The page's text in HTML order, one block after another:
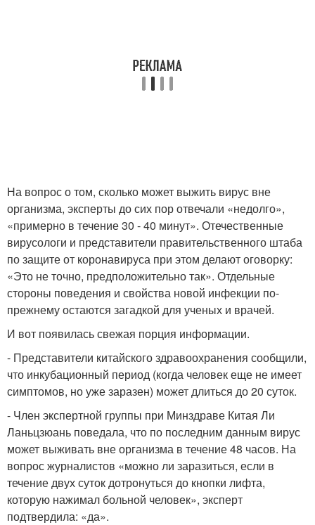
На вопрос о том, сколько может выжить вирус вне
организма, эксперты до сих пор отвечали «недолго»,
«примерно в течение 30 - 40 минут». Отечественные
вирусологи и представители правительственного штаба
по защите от коронавируса при этом делают оговорку:
«Это не точно, предположительно так». Отдельные
стороны поведения и свойства новой инфекции по-
прежнему остаются загадкой для ученых и врачей.
И вот появилась свежая порция информации.
- Представители китайского здравоохранения сообщили,
что инкубационный период (когда человек еще не имеет
симптомов, но уже заразен) может длиться до 20 суток.
- Член экспертной группы при Минздраве Китая Ли
Ланьцзюань поведала, что по последним данным вирус
может выживать вне организма в течение 48 часов. На
вопрос журналистов «можно ли заразиться, если в
течение двух суток дотронуться до кнопки лифта,
которую нажимал больной человек», эксперт
подтвердила: «да».